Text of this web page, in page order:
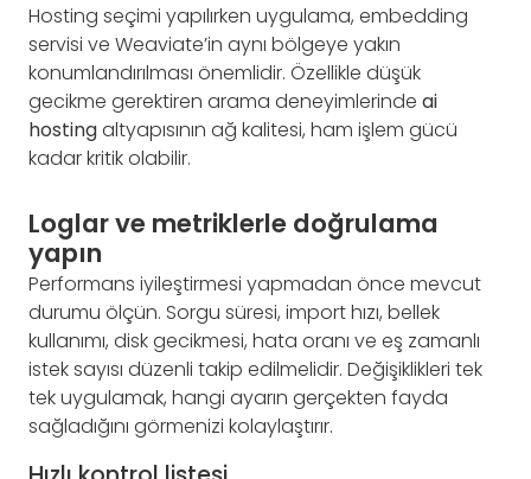
Hosting seçimi yapılırken uygulama, embedding
servisi ve Weaviate’in aynı bölgeye yakın
konumlandırılması önemlidir. Özellikle düşük
gecikme gerektiren arama deneyimlerinde ai
hostingaltyapısının ağ kalitesi, ham işlem gücü
kadar kritik olabilir.
Loglar ve metriklerle doğrulama
yapın
Performans iyileştirmesi yapmadan önce mevcut
durumu ölçün. Sorgu süresi, import hızı, bellek
kullanımı, disk gecikmesi, hata oranı ve eş zamanlı
istek sayısı düzenli takip edilmelidir. Değişiklikleri tek
tek uygulamak, hangi ayarın gerçekten fayda
sağladığını görmenizi kolaylaştırır.